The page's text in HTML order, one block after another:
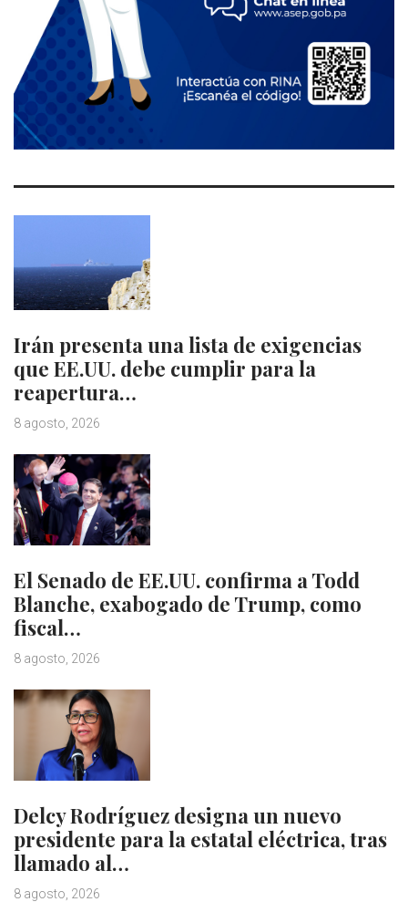
Irán presenta una lista de exigencias
que EE.UU. debe cumplir para la
reapertura…
8 agosto, 2026
El Senado de EE.UU. confirma a Todd
Blanche, exabogado de Trump, como
fiscal…
8 agosto, 2026
Delcy Rodríguez designa un nuevo
presidente para la estatal eléctrica, tras
llamado al…
8 agosto, 2026